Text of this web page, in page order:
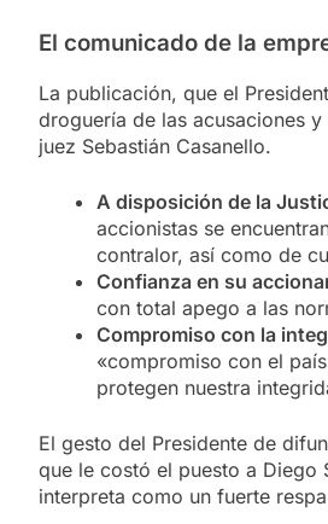
El comunicado de la
La publicación, que el
droguería de las acusaciones
juez Sebastián Casanello.
A disposición de la
accionistas se
contralor, así como de
Confianza en su
con total apego a las
Compromiso con la
«compromiso con el
protegen nuestra
El gesto del Presidente de
que le costó el puesto a Diego
interpreta como un fuerte